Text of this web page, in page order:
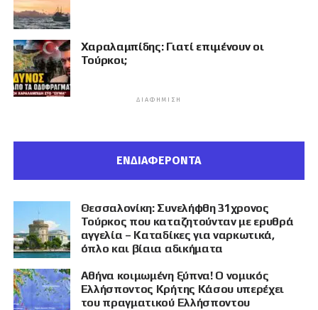
Χαραλαμπίδης: Γιατί επιμένουν οι
Τούρκοι;
ΔΙΑΦΉΜΙΣΗ
ΕΝΔΙΑΦΕΡΟΝΤΑ
Θεσσαλονίκη: Συνελήφθη 31χρονος
Τούρκος που καταζητούνταν με ερυθρά
αγγελία – Καταδίκες για ναρκωτικά,
όπλο και βίαια αδικήματα
Αθήνα κοιμωμένη ξύπνα! Ο νομικός
Ελλήσποντος Κρήτης Κάσου υπερέχει
του πραγματικού Ελλήσποντου